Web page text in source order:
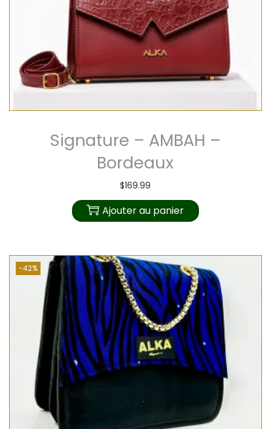
Signature – AMBAH –
Bordeaux
$169.99
Ajouter au panier
-42%